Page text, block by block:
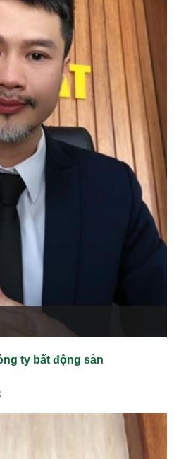
ty bất động sản